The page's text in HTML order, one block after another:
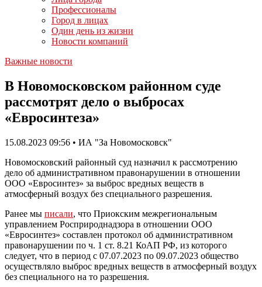
Профессионалы
Город в лицах
Один день из жизни
Новости компаний
Важные новости
В Новомосковском районном суде
рассмотрят дело о выбросах
«Евросинтеза»
15.08.2023 09:56 • ИА "За Новомосковск"
Новомосковский районный суд назначил к рассмотрению
дело об административном правонарушении в отношении
ООО «Евросинтез» за выброс вредных веществ в
атмосферный воздух без специального разрешения.
Ранее мы писали, что Приокским межрегиональным
управлением Росприроднадзора в отношении ООО
«Евросинтез» составлен протокол об административном
правонарушении по ч. 1 ст. 8.21 КоАП РФ, из которого
следует, что в период с 07.07.2023 по 09.07.2023 общество
осуществляло выброс вредных веществ в атмосферный воздух
без специального на то разрешения.